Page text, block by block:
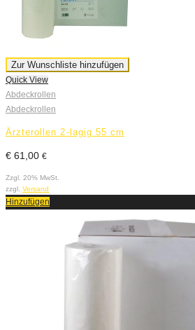
Zur Wunschliste hinzufügen
Quick View
Abdeckrollen
Abdeckrollen
Ärzterollen 2-lagig 55 cm
€ 61,00 €
Zzgl. 20% MwSt.
zzgl. Versand
Hinzufügen